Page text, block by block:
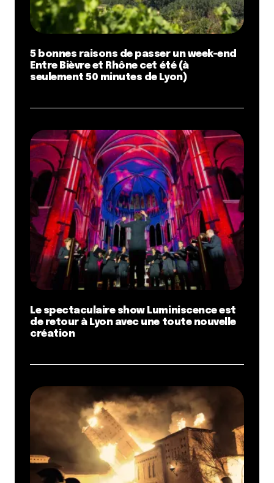
5 bonnes raisons de passer un week-end
Entre Bièvre et Rhône cet été (à
seulement 50 minutes de Lyon)
Le spectaculaire show Luminiscence est
de retour à Lyon avec une toute nouvelle
création